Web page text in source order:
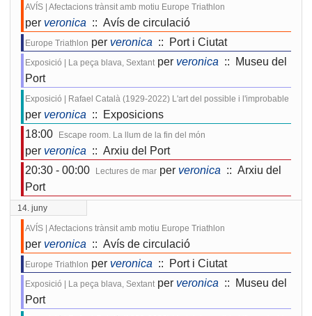
AVÍS | Afectacions trànsit amb motiu Europe Triathlon
per veronica :: Avís de circulació
Europe Triathlon per veronica :: Port i Ciutat
Exposició | La peça blava, Sextant per veronica :: Museu del
Port
Exposició | Rafael Català (1929-2022) L'art del possible i l'improbable
per veronica :: Exposicions
18:00
Escape room. La llum de la fin del món
per veronica :: Arxiu del Port
20:30 - 00:00
Lectures de mar per veronica :: Arxiu del
Port
14. juny
AVÍS | Afectacions trànsit amb motiu Europe Triathlon
per veronica :: Avís de circulació
Europe Triathlon per veronica :: Port i Ciutat
Exposició | La peça blava, Sextant per veronica :: Museu del
Port